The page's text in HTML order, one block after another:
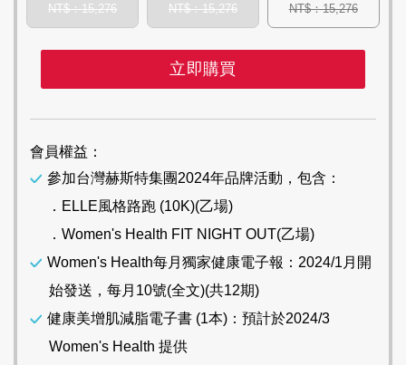
NT$：15,276
NT$：15,276
NT$：15,276
立即購買
會員權益：
參加台灣赫斯特集團2024年品牌活動，包含：
．ELLE風格路跑 (10K)(乙場)
．Women's Health FIT NIGHT OUT(乙場)
Women's Health每月獨家健康電子報：2024/1月開
始發送，每月10號(全文)(共12期)
健康美增肌減脂電子書 (1本)：預計於2024/3
Women's Health 提供